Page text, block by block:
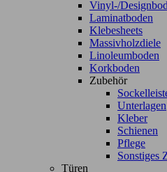
Vinyl-/
Laminatboden
Klebesheets
Massivholzdiele
Linoleumboden
Korkboden
Zubehör
Unterlagen
Kleber
Schienen
Pflege
Sonstiges
Türen